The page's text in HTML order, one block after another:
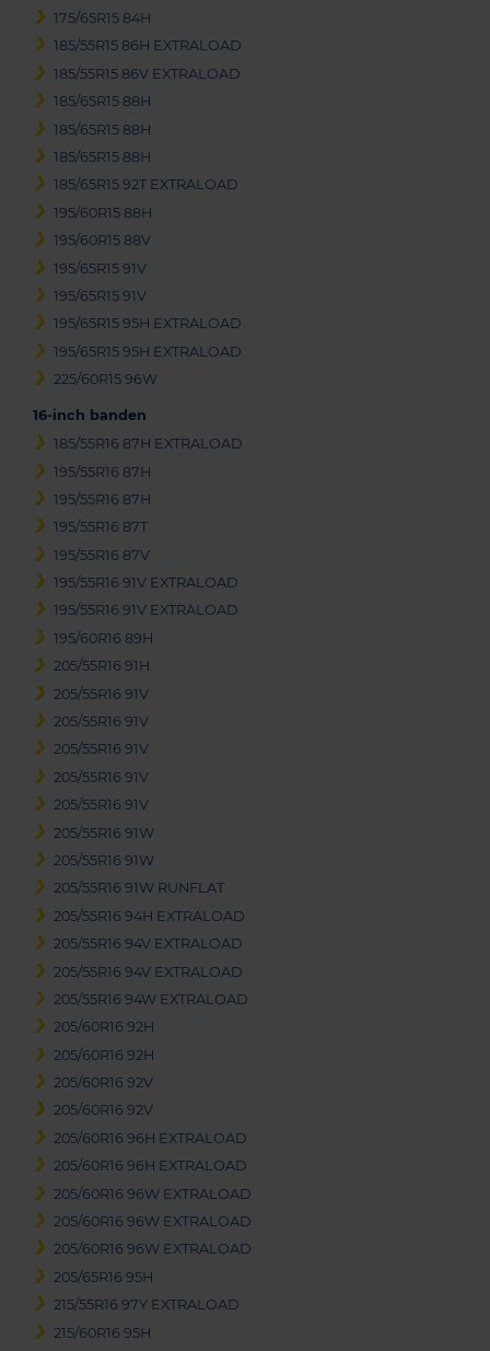
175/65R15 84H
185/55R15 86H EXTRALOAD
185/55R15 86V EXTRALOAD
185/65R15 88H
185/65R15 88H
185/65R15 88H
185/65R15 92T EXTRALOAD
195/60R15 88H
195/60R15 88V
195/65R15 91V
195/65R15 91V
195/65R15 95H EXTRALOAD
195/65R15 95H EXTRALOAD
225/60R15 96W
16-inch banden
185/55R16 87H EXTRALOAD
195/55R16 87H
195/55R16 87H
195/55R16 87T
195/55R16 87V
195/55R16 91V EXTRALOAD
195/55R16 91V EXTRALOAD
195/60R16 89H
205/55R16 91H
205/55R16 91V
205/55R16 91V
205/55R16 91V
205/55R16 91V
205/55R16 91V
205/55R16 91W
205/55R16 91W
205/55R16 91W RUNFLAT
205/55R16 94H EXTRALOAD
205/55R16 94V EXTRALOAD
205/55R16 94V EXTRALOAD
205/55R16 94W EXTRALOAD
205/60R16 92H
205/60R16 92H
205/60R16 92V
205/60R16 92V
205/60R16 96H EXTRALOAD
205/60R16 96H EXTRALOAD
205/60R16 96W EXTRALOAD
205/60R16 96W EXTRALOAD
205/60R16 96W EXTRALOAD
205/65R16 95H
215/55R16 97Y EXTRALOAD
215/60R16 95H